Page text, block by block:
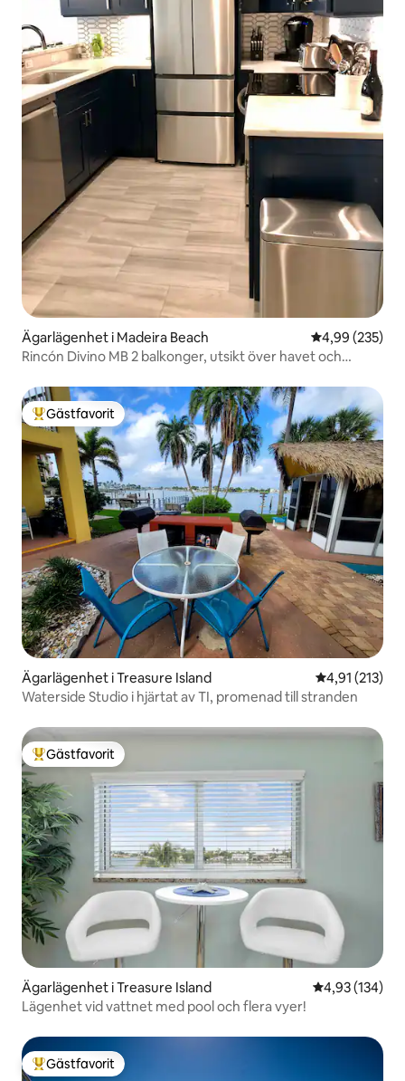
Ägarlägenhet i Madeira Beach 4,99 av 5 i
4,99 (235)
Rincón Divino MB 2 balkonger, utsikt över havet och
Populär gästfavorit
Gästfavorit
Ägarlägenhet i Treasure Island 4,91 av 5 i
4,91 (213)
Waterside Studio i hjärtat av TI, promenad till stranden
Populär gästfavorit
Gästfavorit
Ägarlägenhet i Treasure Island 4,93 av 5 i
4,93 (134)
Lägenhet vid vattnet med pool och flera vyer!
Populär gästfavorit
Gästfavorit